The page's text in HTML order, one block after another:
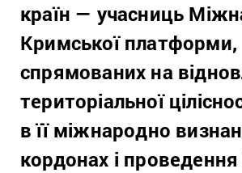
країн — учасниць
Кримської платформи,
спрямованих на
територіальної
в її міжнародно
кордонах і проведення